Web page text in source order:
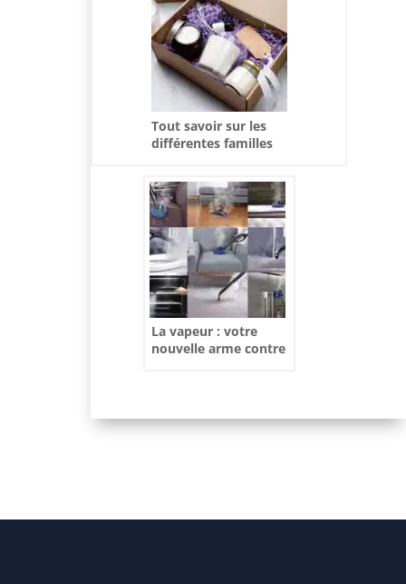
Tout savoir sur les
différentes familles
La vapeur : votre
nouvelle arme contre